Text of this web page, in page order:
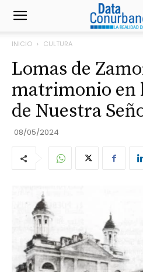
INICIO CULTURA
Lomas de
matrimonio en
de Nuestra
08/05/2024